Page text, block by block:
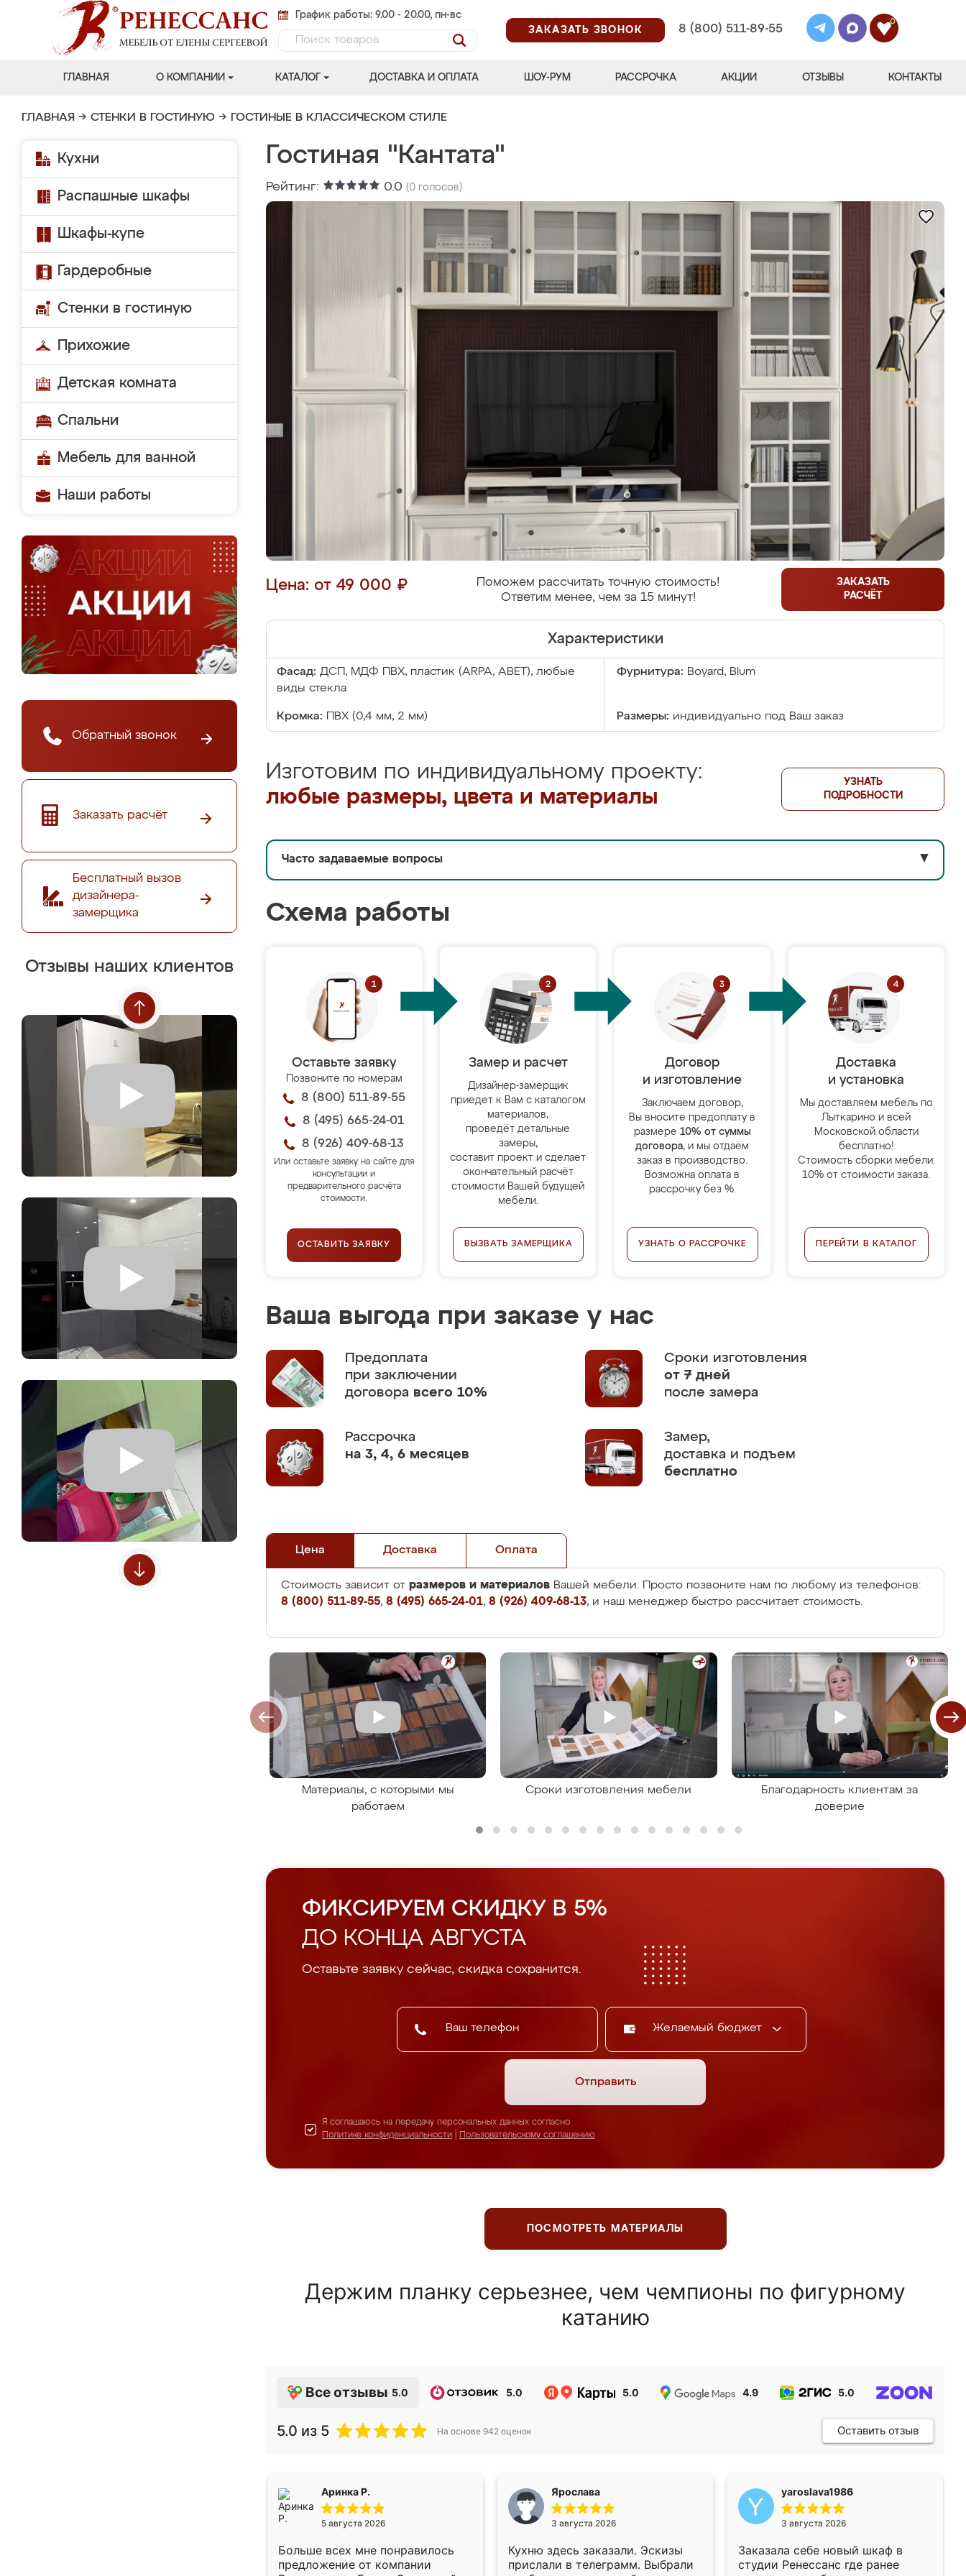
График работы: 9.00 - 20.00, пн-вс
ЗАКАЗАТЬ ЗВОНОК
8 (800) 511-89-55
0
ГЛАВНАЯ О КОМПАНИИ КАТАЛОГ ДОСТАВКА И ОПЛАТА ШОУ-РУМ РАССРОЧКА АКЦИИ ОТЗЫВЫ КОНТАКТЫ
ГЛАВНАЯ → СТЕНКИ В ГОСТИНУЮ → ГОСТИНЫЕ В КЛАССИЧЕСКОМ СТИЛЕ
Кухни
Распашные шкафы
Шкафы-купе
Гардеробные
Стенки в гостиную
Прихожие
Детская комната
Спальни
Мебель для ванной
Наши работы
Обратный звонок
Заказать расчёт
Бесплатный вызов
дизайнера-
замерщика
Отзывы наших клиентов
Гостиная "Кантата"
Рейтинг: 0.0 (0 голосов)
Цена: от 49 000 ₽
Поможем рассчитать точную стоимость!
Ответим менее, чем за 15 минут!
ЗАКАЗАТЬ
РАСЧЁТ
Характеристики
Фасад: ДСП, МДФ ПВХ, пластик (ARPA, ABET), любые
виды стекла
Фурнитура: Boyard, Blum
Кромка: ПВХ (0,4 мм, 2 мм) Размеры: индивидуально под Ваш заказ
Изготовим по индивидуальному проекту:
любые размеры, цвета и материалы
УЗНАТЬ
ПОДРОБНОСТИ
Часто задаваемые вопросы ▼
Схема работы
Оставьте заявку
Позвоните по номерам
8 (800) 511-89-55
8 (495) 665-24-01
8 (926) 409-68-13
Или оставьте заявку на сайте для
консультации и
предварительного расчёта
стоимости.
ОСТАВИТЬ ЗАЯВКУ
Замер и расчет
Дизайнер-замерщик
приедет к Вам с каталогом
материалов,
проведёт детальные
замеры,
составит проект и сделает
окончательный расчёт
стоимости Вашей будущей
мебели.
ВЫЗВАТЬ ЗАМЕРЩИКА
Договор
и изготовление
Заключаем договор,
Вы вносите предоплату в
размере 10% от суммы
договора, и мы отдаём
заказ в производство.
Возможна оплата в
рассрочку без %.
УЗНАТЬ О РАССРОЧКЕ
Доставка
и установка
Мы доставляем мебель по
Лыткарино и всей
Московской области
бесплатно!
Стоимость сборки мебели:
10% от стоимости заказа.
ПЕРЕЙТИ В КАТАЛОГ
Ваша выгода при заказе у нас
Предоплата
при заключении
договора всего 10%
Сроки изготовления
от 7 дней
после замера
Рассрочка
на 3, 4, 6 месяцев
Замер,
доставка и подъем
бесплатно
Цена Доставка Оплата
Стоимость зависит от размеров и материалов Вашей мебели. Просто позвоните нам по любому из телефонов:
8 (800) 511-89-55, 8 (495) 665-24-01, 8 (926) 409-68-13, и наш менеджер быстро рассчитает стоимость.
Материалы, с которыми мы
работаем
Сроки изготовления мебели
Благодарность клиентам за
доверие
ФИКСИРУЕМ СКИДКУ В 5%
ДО КОНЦА АВГУСТА
Оставьте заявку сейчас, скидка сохранится.
Желаемый бюджет
Отправить
Я соглашаюсь на передачу персональных данных согласно
Политике конфиденциальности
Пользовательскому соглашению
ПОСМОТРЕТЬ МАТЕРИАЛЫ
Держим планку серьезнее, чем чемпионы по фигурному
катанию
Все отзывы 5.0 5.0 5.0 4.9 5.0
5.0 из 5 На основе 942 оценок Оставить отзыв
Аринка Р.
5 августа 2026
Больше всех мне понравилось
предложение от компании
Ярослава
3 августа 2026
Кухню здесь заказали. Эскизы
прислали в телеграмм. Выбрали
yaroslava1986
3 августа 2026
Заказала себе новый шкаф в
студии Ренессанс где ранее